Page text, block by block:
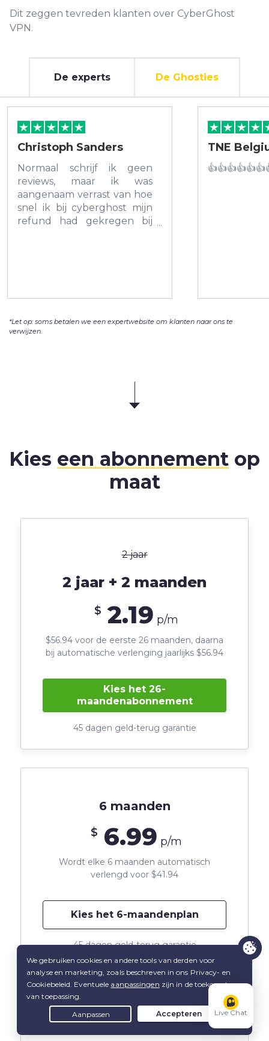
Dit zeggen tevreden klanten over CyberGhost
VPN.
De experts De Ghosties
Christoph Sanders
Normaal schrijf ik geen
reviews, maar ik was
aangenaam verrast van hoe
snel ik bij cyberghost mijn
refund had gekregen bij
TNE
*Let op: soms betalen we een expertwebsite om klanten naar ons te
verwijzen.
Kies een abonnement op
maat
1 maand
2 jaar
2 jaar + 2 maanden
$ 2.19 p/m
$56.94 voor de eerste 26 maanden, daarna
bij automatische verlenging jaarlijks $56.94
Kies het 26-
maandenabonnement
45 dagen geld-terug garantie
6 maanden
$ 6.99 p/m
Wordt elke 6 maanden automatisch
verlengd voor $41.94
Kies het 6-maandenplan
45 dagen geld-terug garantie
Live Chat